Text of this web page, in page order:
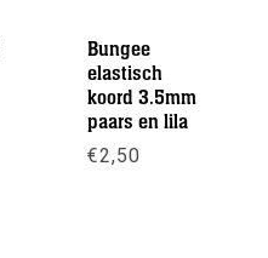
Bungee
elastisch
koord 3.5mm
paars en lila
€2,50